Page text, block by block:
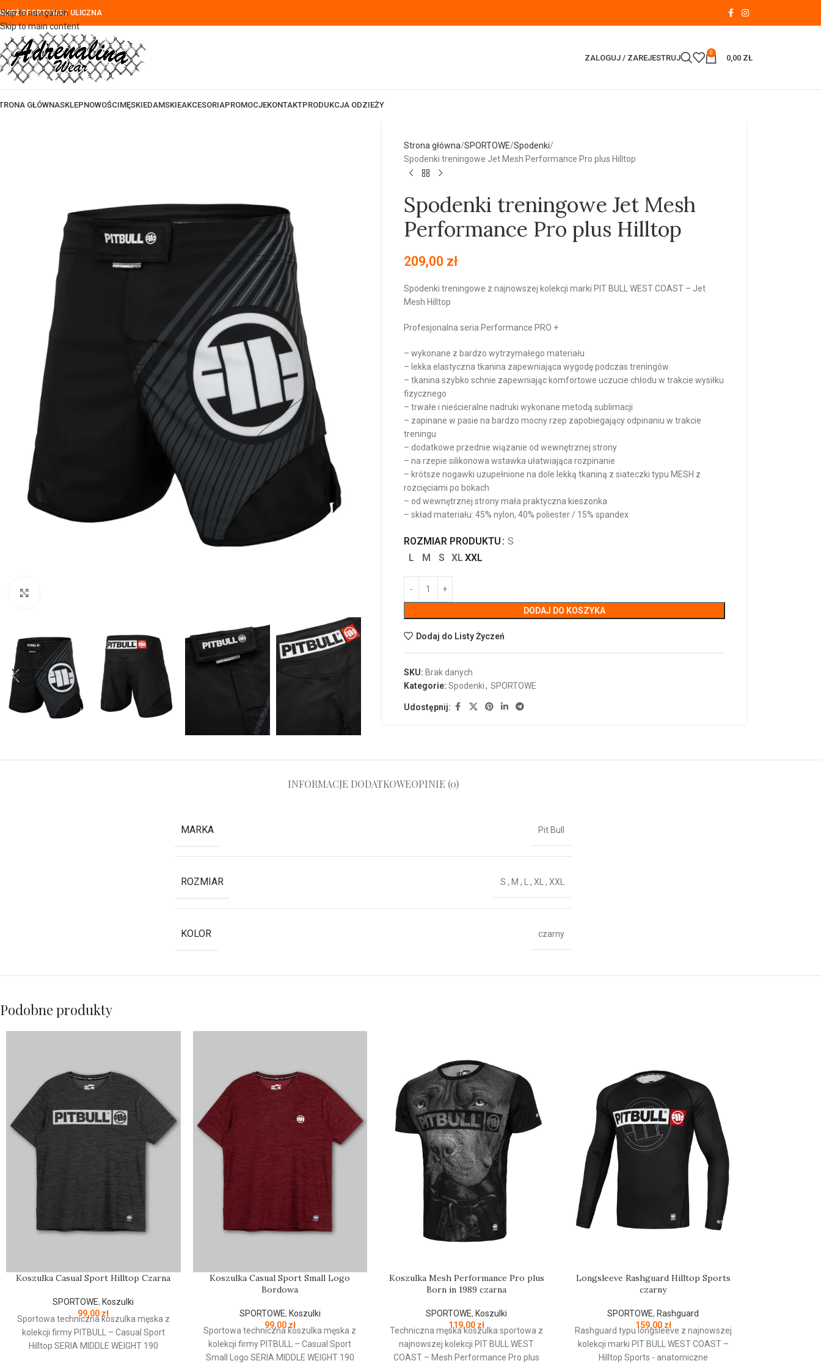
Skip to navigation
Skip to main content
SPORTOWA / ULICZNA
ZALOGUJ / ZAREJESTRUJ
0
0,00 ZŁ
GŁÓWNASKLEPNOWOŚCIMĘSKIEDAMSKIEAKCESORIAPROMOCJEKONTAKTPRODUKCJA ODZIEŻY
Strona główna SPORTOWE Spodenki
Spodenki treningowe Jet Mesh Performance Pro plus Hilltop
Spodenki treningowe Jet Mesh
Performance Pro plus Hilltop
209,00 zł
Spodenki treningowe z najnowszej kolekcji marki PIT BULL WEST COAST – Jet
Mesh Hilltop
Profesjonalna seria Performance PRO +
– wykonane z bardzo wytrzymałego materiału
– lekka elastyczna tkanina zapewniająca wygodę podczas treningów
– tkanina szybko schnie zapewniając komfortowe uczucie chłodu w trakcie wysiłku
fizycznego
– trwałe i nieścieralne nadruki wykonane metodą sublimacji
– zapinane w pasie na bardzo mocny rzep zapobiegający odpinaniu w trakcie
treningu
– dodatkowe przednie wiązanie od wewnętrznej strony
– na rzepie silikonowa wstawka ułatwiająca rozpinanie
– krótsze nogawki uzupełnione na dole lekką tkaniną z siateczki typu MESH z
rozcięciami po bokach
– od wewnętrznej strony mała praktyczna kieszonka
– skład materiału: 45% nylon, 40% poliester / 15% spandex
ROZMIAR PRODUKTU
S
L
M S XL XXL
DODAJ DO KOSZYKA
Dodaj do Listy Życzeń
SKU: Brak danych
Kategorie: Spodenki, SPORTOWE
Udostępnij:
INFORMACJE DODATKOWEOPINIE (0)
MARKA Pit Bull
ROZMIAR S , M , L , XL , XXL
KOLOR czarny
Podobne produkty
Koszulka Casual Sport Hilltop Czarna
SPORTOWE, Koszulki
99,00zł
Sportowa techniczna koszulka męska z
kolekcji firmy PITBULL – Casual Sport
Hilltop SERIA MIDDLE WEIGHT 190
Koszulka Casual Sport Small Logo
Bordowa
SPORTOWE, Koszulki
99,00zł
Sportowa techniczna koszulka męska z
kolekcji firmy PITBULL – Casual Sport
Small Logo SERIA MIDDLE WEIGHT 190
Koszulka Mesh Performance Pro plus
Born in 1989 czarna
SPORTOWE, Koszulki
119,00 zł
Techniczna męska koszulka sportowa z
najnowszej kolekcji PIT BULL WEST
COAST – Mesh Performance Pro plus
Longsleeve Rashguard Hilltop Sports
czarny
SPORTOWE, Rashguard
159,00 zł
Rashguard typu longsleeve z najnowszej
kolekcji marki PIT BULL WEST COAST –
Hilltop Sports - anatomiczne